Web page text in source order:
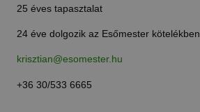
25 éves tapasztalat
24 éve dolgozik az Esőmester kötelékben
krisztian@esomester.hu
+36 30/533 6665